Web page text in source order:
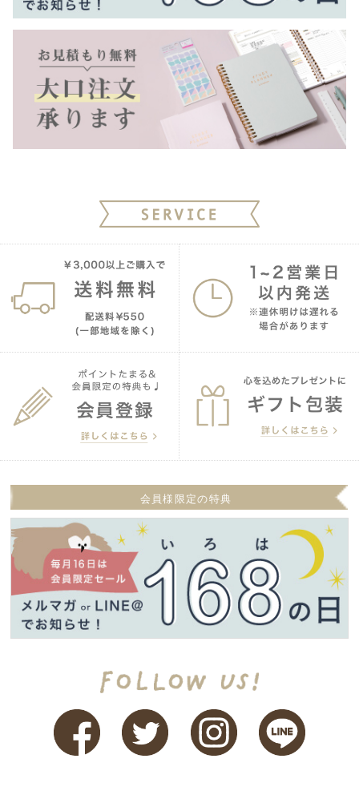
会員様限定の特典